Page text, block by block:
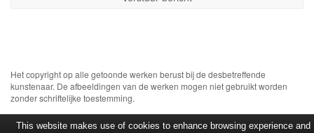
Het copyright op alle getoonde werken berust bij de desbetreffende
kunstenaar. De afbeeldingen van de werken mogen niet gebruikt worden
zonder schriftelijke toestemming.
This website makes use of cookies to enhance browsing experience and